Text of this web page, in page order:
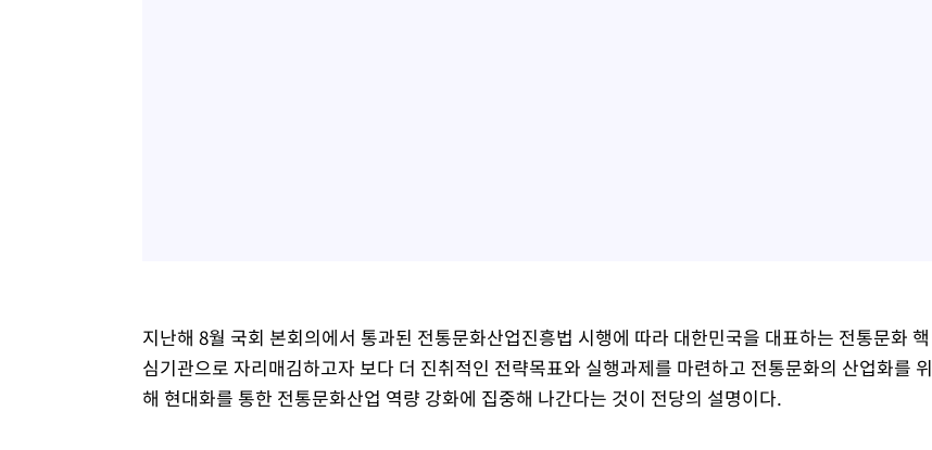
지난해 8월 국회 본회의에서 통과된 전통문화산업진흥법 시행에 따라 대한민국을 대표하는 전통문화 핵
심기관으로 자리매김하고자 보다 더 진취적인 전략목표와 실행과제를 마련하고 전통문화의 산업화를 위
해 현대화를 통한 전통문화산업 역량 강화에 집중해 나간다는 것이 전당의 설명이다.